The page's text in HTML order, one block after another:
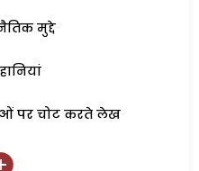
मुद्दे
पर चोट करते लेख